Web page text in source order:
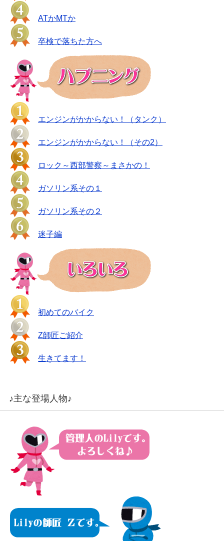
ATかMTか
卒検で落ちた方へ
エンジンがかからない！（タンク）
エンジンがかからない！（その2）
ロック～西部警察～まさかの！
ガソリン系その１
ガソリン系その２
迷子編
初めてのバイク
Z師匠ご紹介
生きてます！
♪主な登場人物♪